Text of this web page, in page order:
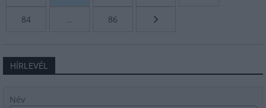
84 ... 86
HÍRLEVÉL
Név